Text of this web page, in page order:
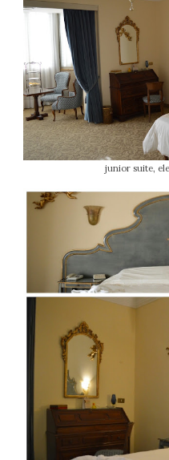
junior suite,